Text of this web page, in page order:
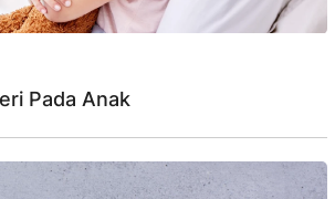
Pada Anak